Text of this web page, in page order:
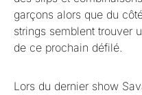
garçons alors que du
strings semblent trouver
de ce prochain défilé.
Lors du dernier show